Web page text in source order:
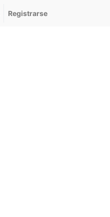
Registrarse